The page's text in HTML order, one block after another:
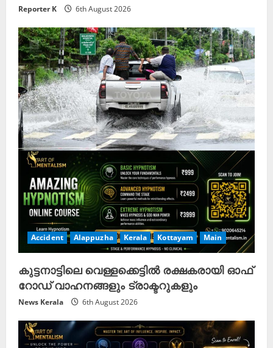
Reporter K 6th August 2026
Accident Alappuzha Kerala Kottayam Main
കുട്ടനാട്ടിലെ വെള്ളക്കെട്ടിൽ രക്ഷകരായി ഓഫ്
റോഡ് വാഹനങ്ങളും ട്രാക്ടറുകളും
News Kerala 6th August 2026